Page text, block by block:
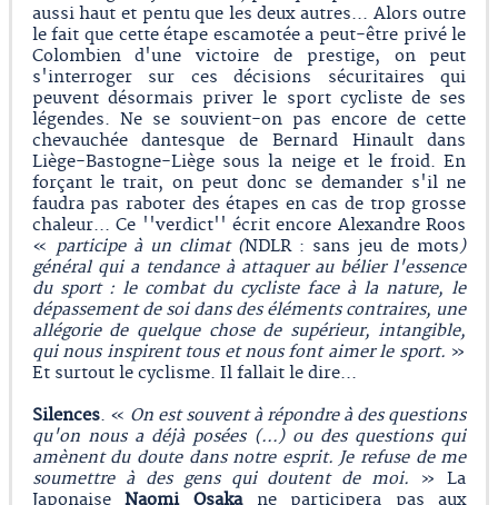
aussi haut et pentu que les deux autres... Alors outre
le fait que cette étape escamotée a peut-être privé le
Colombien d'une victoire de prestige, on peut
s'interroger sur ces décisions sécuritaires qui
peuvent désormais priver le sport cycliste de ses
légendes. Ne se souvient-on pas encore de cette
chevauchée dantesque de Bernard Hinault dans
Liège-Bastogne-Liège sous la neige et le froid. En
forçant le trait, on peut donc se demander s'il ne
faudra pas raboter des étapes en cas de trop grosse
chaleur... Ce ''verdict'' écrit encore Alexandre Roos
« participe à un climat (NDLR : sans jeu de mots)
général qui a tendance à attaquer au bélier l'essence
du sport : le combat du cycliste face à la nature, le
dépassement de soi dans des éléments contraires, une
allégorie de quelque chose de supérieur, intangible,
qui nous inspirent tous et nous font aimer le sport. »
Et surtout le cyclisme. Il fallait le dire...
Silences. « On est souvent à répondre à des questions
qu'on nous a déjà posées (…) ou des questions qui
amènent du doute dans notre esprit. Je refuse de me
soumettre à des gens qui doutent de moi. » La
JaponaiseNaomi Osakane participera pas aux